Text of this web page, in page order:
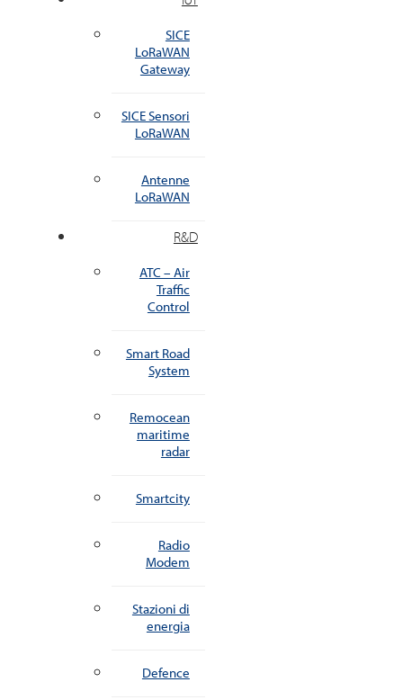
SICE
LoRaWAN
Gateway
SICE Sensori
LoRaWAN
Antenne
LoRaWAN
R&D
ATC – Air
Traffic
Control
Smart Road
System
Remocean
maritime
radar
Smartcity
Radio
Modem
Stazioni di
energia
Defence